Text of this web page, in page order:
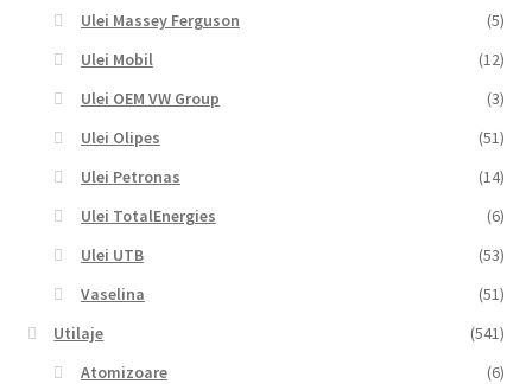
Ulei Massey Ferguson
(5)
Ulei Mobil
(12)
Ulei OEM VW Group
(3)
Ulei Olipes
(51)
Ulei Petronas
(14)
Ulei TotalEnergies
(6)
Ulei UTB
(53)
Vaselina
(51)
Utilaje
(541)
Atomizoare
(6)